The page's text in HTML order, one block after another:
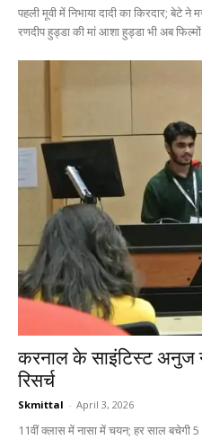
पहली मूवी में निभाया दादी का किरदार; बेटे
रणदीप हुड्डा की मां आशा हुड्डा भी अब
करनाल के साइंटिस्ट अनुज
रिसर्च
Skmittal - April 3, 2026
11वीं क्लास में नासा में चयन; हर साल बचेगी